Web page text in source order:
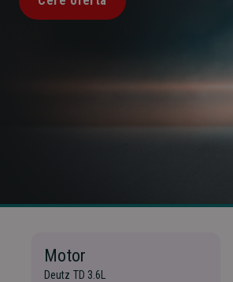
Motor
Deutz TD 3.6L